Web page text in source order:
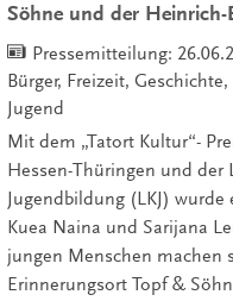
Söhne und der
Pressemitteilung:
Bürger, Freizeit,
Jugend
Mit dem „Tatort Kultur“-
Hessen-Thüringen und der
Jugendbildung (LKJ)
Kuea Naina und Sarijana
jungen Menschen machen
Erinnerungsort Topf &